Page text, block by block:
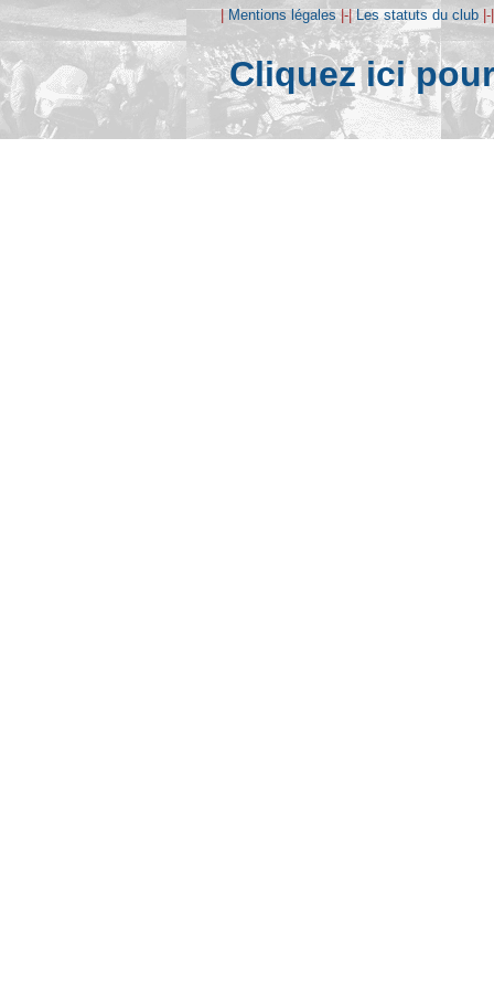
|Mentions légales|-|Les statuts du club
Cliquez ici